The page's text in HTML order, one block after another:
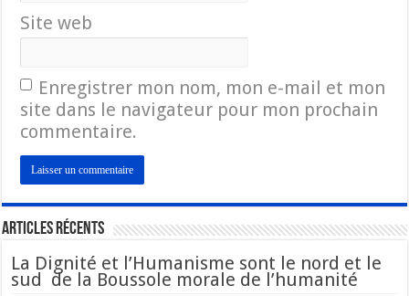
Site web
Enregistrer mon nom, mon e-mail et mon
site dans le navigateur pour mon prochain
commentaire.
Articles Récents
La Dignité et l’Humanisme sont le nord et le
sud de la Boussole morale de l’humanité